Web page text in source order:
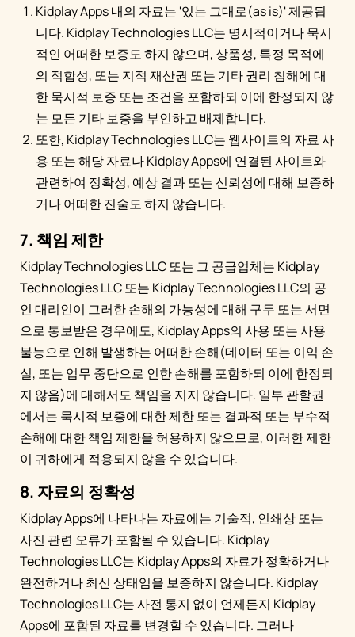
Kidplay Apps 내의 자료는 '있는 그대로(as is)' 제공됩
니다. Kidplay Technologies LLC는 명시적이거나 묵시
적인 어떠한 보증도 하지 않으며, 상품성, 특정 목적에
의 적합성, 또는 지적 재산권 또는 기타 권리 침해에 대
한 묵시적 보증 또는 조건을 포함하되 이에 한정되지 않
는 모든 기타 보증을 부인하고 배제합니다.
또한, Kidplay Technologies LLC는 웹사이트의 자료 사
용 또는 해당 자료나 Kidplay Apps에 연결된 사이트와
관련하여 정확성, 예상 결과 또는 신뢰성에 대해 보증하
거나 어떠한 진술도 하지 않습니다.
7. 책임 제한
Kidplay Technologies LLC 또는 그 공급업체는 Kidplay
Technologies LLC 또는 Kidplay Technologies LLC의 공
인 대리인이 그러한 손해의 가능성에 대해 구두 또는 서면
으로 통보받은 경우에도, Kidplay Apps의 사용 또는 사용
불능으로 인해 발생하는 어떠한 손해(데이터 또는 이익 손
실, 또는 업무 중단으로 인한 손해를 포함하되 이에 한정되
지 않음)에 대해서도 책임을 지지 않습니다. 일부 관할권
에서는 묵시적 보증에 대한 제한 또는 결과적 또는 부수적
손해에 대한 책임 제한을 허용하지 않으므로, 이러한 제한
이 귀하에게 적용되지 않을 수 있습니다.
8. 자료의 정확성
Kidplay Apps에 나타나는 자료에는 기술적, 인쇄상 또는
사진 관련 오류가 포함될 수 있습니다. Kidplay
Technologies LLC는 Kidplay Apps의 자료가 정확하거나
완전하거나 최신 상태임을 보증하지 않습니다. Kidplay
Technologies LLC는 사전 통지 없이 언제든지 Kidplay
Apps에 포함된 자료를 변경할 수 있습니다. 그러나